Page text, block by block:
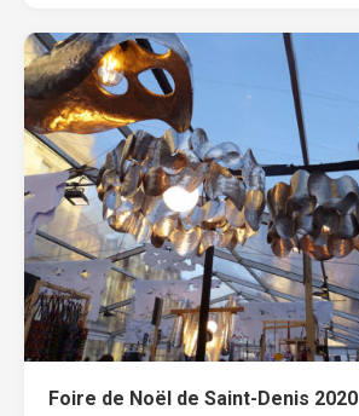
Foire de Noël de Saint-Denis 2020